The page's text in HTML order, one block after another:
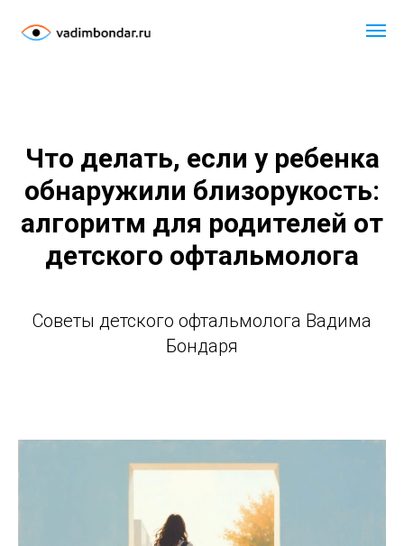
Что делать, если у ребенка
обнаружили близорукость:
алгоритм для родителей от
детского офтальмолога
Советы детского офтальмолога Вадима
Бондаря